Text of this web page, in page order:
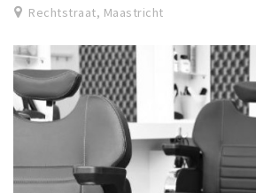
Rechtstraat, Maastricht